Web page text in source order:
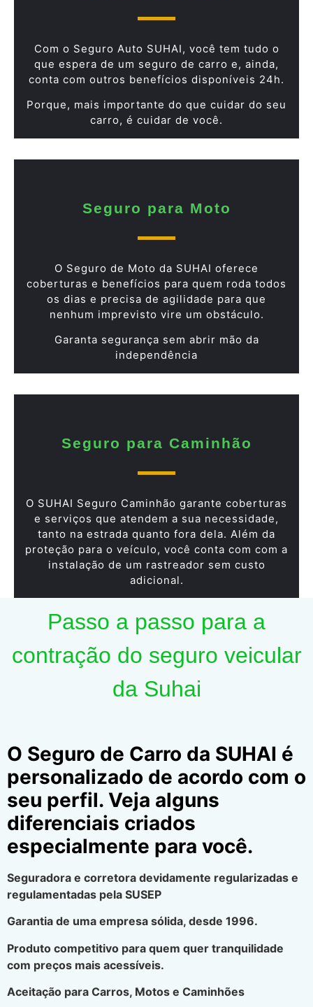
Com o Seguro Auto SUHAI, você tem tudo o
que espera de um seguro de carro e, ainda,
conta com outros benefícios disponíveis 24h.
Porque, mais importante do que cuidar do seu
carro, é cuidar de você.
Seguro para Moto
O Seguro de Moto da SUHAI oferece
coberturas e benefícios para quem roda todos
os dias e precisa de agilidade para que
nenhum imprevisto vire um obstáculo.
Garanta segurança sem abrir mão da
independência
Seguro para Caminhão
O SUHAI Seguro Caminhão garante coberturas
e serviços que atendem a sua necessidade,
tanto na estrada quanto fora dela. Além da
proteção para o veículo, você conta com com a
instalação de um rastreador sem custo
adicional.
Passo a passo para a
contração do seguro veicular
da Suhai
O Seguro de Carro da SUHAI é
personalizado de acordo com o
seu perfil. Veja alguns
diferenciais criados
especialmente para você.
Seguradora e corretora devidamente regularizadas e
regulamentadas pela SUSEP
Garantia de uma empresa sólida, desde 1996.
Produto competitivo para quem quer tranquilidade
com preços mais acessíveis.
Aceitação para Carros, Motos e Caminhões